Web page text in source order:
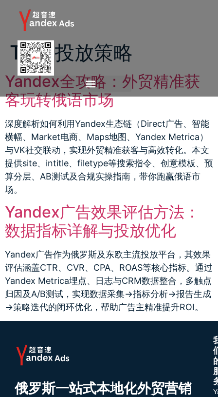
Tag:投放策略
Yandex全攻略：外贸精准获
客玩转俄语市场
深度解析如何利用Yandex生态链（Direct广告、智能
横幅、Market电商、Maps地图、Yandex Metrica）
与VK社交联动，实现外贸精准获客与高效转化。本文
提供site、intitle、filetype等搜索指令、创意模板、预
算分层、AB测试及合规实操指南，带你跑赢俄语市
场。
Yandex广告效果评估方法：
数据指标详解与投放优化
Yandex广告作为俄罗斯及东欧主流投放平台，其效果
评估涵盖CTR、CVR、CPA、ROAS等核心指标。通过
Yandex Metrica埋点、日志与CRM数据整合，多触点
归因及A/B测试，实现数据采集→指标分析→报告生成
→策略迭代的闭环优化，帮助广告主精准提升ROI。
俄罗斯一站式本地化外贸营销